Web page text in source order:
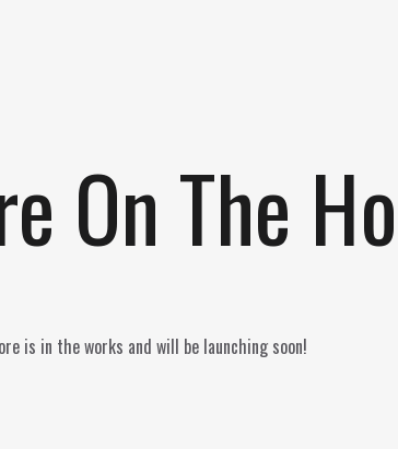
On The
is in the works and will be launching soon!